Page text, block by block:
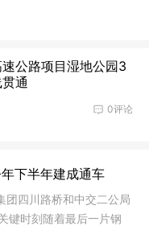
公路项目湿地公园3
通
0评论
下半年建成通车
团四川路桥和中交二公局
键时刻随着最后一片钢